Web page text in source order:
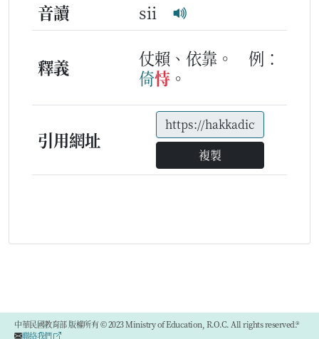
音讀 sii
釋義 仗賴、依靠。
例：
倚恃 。
引用網址
複製
中華民國教育部 版權所有 © 2023 Ministry of Education, R.O.C. All rights reserved.®
聯絡我們